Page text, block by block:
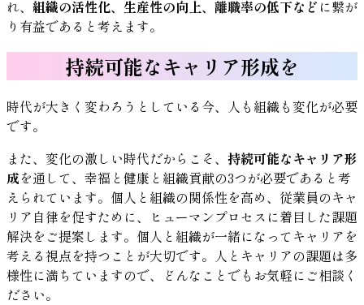
れ、 組織の活性化、生産性の向上、離職率の低下など に繋が
り有益であると考えます。
持続可能なキャリア形成を
時代が大きく変わろうとしている今、人も組織も変化が必要
です。
また、変化の激しい時代だからこそ、 持続可能なキャリア形
成を通して、幸福と健康と組織貢献の3つが必要であると考
えられています。個人と組織の関係性を高め、従業員のキャ
リア自律を促すために、ヒューマンプロセスに着目した課題
解決をご提案します。個人と組織が一緒になってキャリアを
考える視点を持つことが大切です。人とキャリアの課題は多
様性に満ちていますので、どんなことでもお気軽にご相談く
ださい。